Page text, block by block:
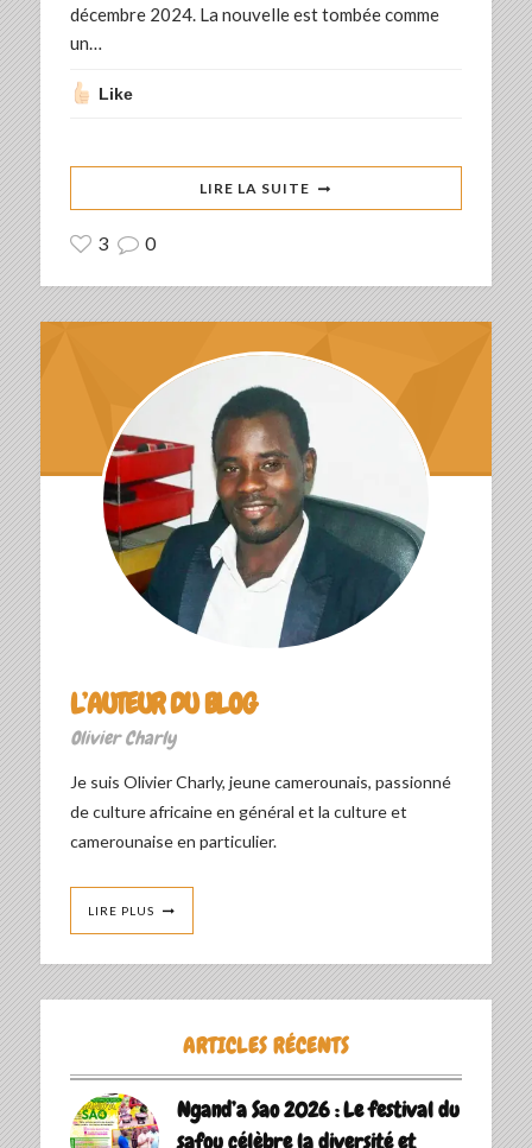
décembre 2024. La nouvelle est tombée comme
un…
Like
LIRE LA SUITE
3 0
L’AUTEUR DU BLOG
Olivier Charly
Je suis Olivier Charly, jeune camerounais, passionné
de culture africaine en général et la culture et
camerounaise en particulier.
LIRE PLUS
ARTICLES RÉCENTS
Ngand’a Sao 2026 : Le festival du
safou célèbre la diversité et